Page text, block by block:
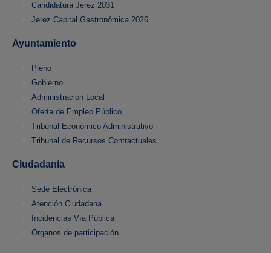
Candidatura Jerez 2031
Jerez Capital Gastronómica 2026
Ayuntamiento
Pleno
Gobierno
Administración Local
Oferta de Empleo Público
Tribunal Económico Administrativo
Tribunal de Recursos Contractuales
Ciudadanía
Sede Electrónica
Atención Ciudadana
Incidencias Vía Pública
Órganos de participación